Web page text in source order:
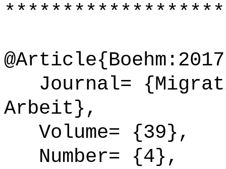
Journal=
Arbeit},
Volume= {39},
Number= {4},